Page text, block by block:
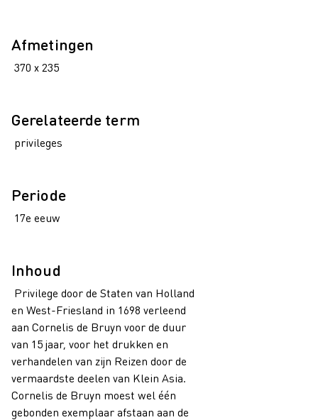
Afmetingen
370 x 235
Gerelateerde term
privileges
Periode
17e eeuw
Inhoud
Privilege door de Staten van Holland
en West-Friesland in 1698 verleend
aan Cornelis de Bruyn voor de duur
van 15 jaar, voor het drukken en
verhandelen van zijn Reizen door de
vermaardste deelen van Klein Asia.
Cornelis de Bruyn moest wel één
gebonden exemplaar afstaan aan de